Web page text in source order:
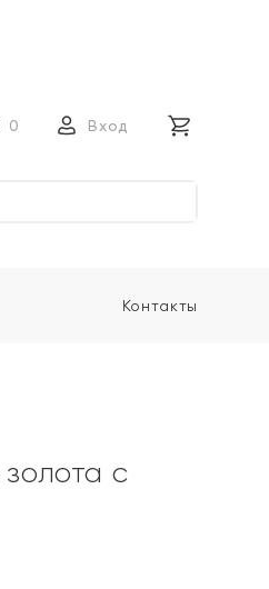
0 Вход
Контакты
с